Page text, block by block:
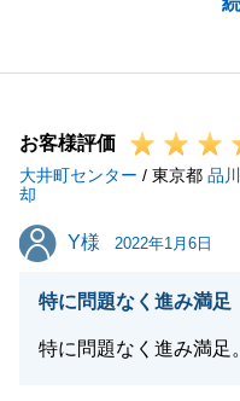
至らないことも多々
り精進していきたいと
お客様評価
大井町センター / 東京都 品
却
Y様
Y様 2022年1月6日
特に問題なく進み満足
特に問題なく進み満足。